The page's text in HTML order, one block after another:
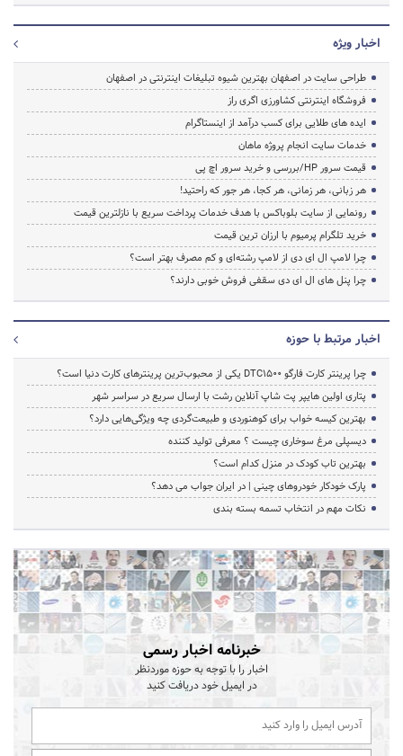
اخبار ویژه
طراحی سایت در اصفهان بهترین شیوه تبلیغات اینترنتی در اصفهان
فروشگاه اینترنتی کشاورزی اگری راز
ایده های طلایی برای کسب درآمد از اینستاگرام
خدمات سایت انجام پروژه ماهان
قیمت سرور HP/بررسی و خرید سرور اچ پی
هر زبانی، هر زمانی، هر کجا، هر جور که راحتید!
رونمایی از سایت بلوباکس با هدف خدمات پرداخت سریع با نازلترین قیمت
خرید تلگرام پرمیوم با ارزان ترین قیمت
چرا لامپ ال ای دی از لامپ رشته‌ای و کم مصرف بهتر است؟
چرا پنل های ال ای دی سقفی فروش خوبی دارند؟
اخبار مرتبط با حوزه
چرا پرینتر کارت فارگو DTC1500 یکی از محبوب‌ترین پرینترهای کارت دنیا است؟
پتاری اولین هایپر پت شاپ آنلاین رشت با ارسال سریع در سراسر شهر
بهترین کیسه خواب برای کوهنوردی و طبیعت‌گردی چه ویژگی‌هایی دارد؟
دیسپلی مرغ سوخاری چیست ؟ معرفی تولید کننده
بهترین تاب کودک در منزل کدام است؟
پارک خودکار خودروهای چینی | در ایران جواب می دهد؟
نکات مهم در انتخاب تسمه بسته بندی
خبرنامه اخبار رسمی
اخبار را با توجه به حوزه موردنظر
در ایمیل خود دریافت کنید